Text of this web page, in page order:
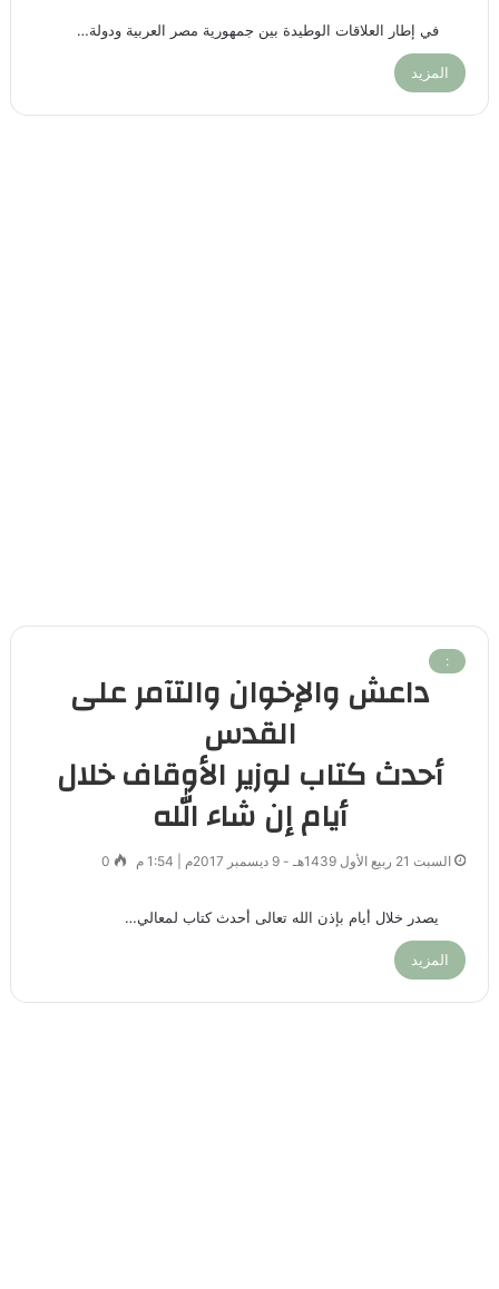
في إطار العلاقات الوطيدة بين جمهورية مصر العربية ودولة…
المزيد
:
داعش والإخوان والتآمر على
القدس
أحدث كتاب لوزير الأوقاف خلال
أيام إن شاء الله
السبت 21 ربيع الأول 1439هـ - 9 ديسمبر 2017م | 1:54 م 0
يصدر خلال أيام بإذن الله تعالى أحدث كتاب لمعالي…
المزيد